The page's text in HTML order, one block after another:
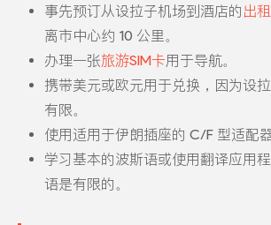
事先预订从设拉子机场到酒店的 出
离市中心约 10 公里。
办理一张旅游SIM卡用于导航。
携带美元或欧元用于兑换，因为设
有限。
使用适用于伊朗插座的 C/F 型适配器
学习基本的波斯语或使用翻译应用
语是有限的。